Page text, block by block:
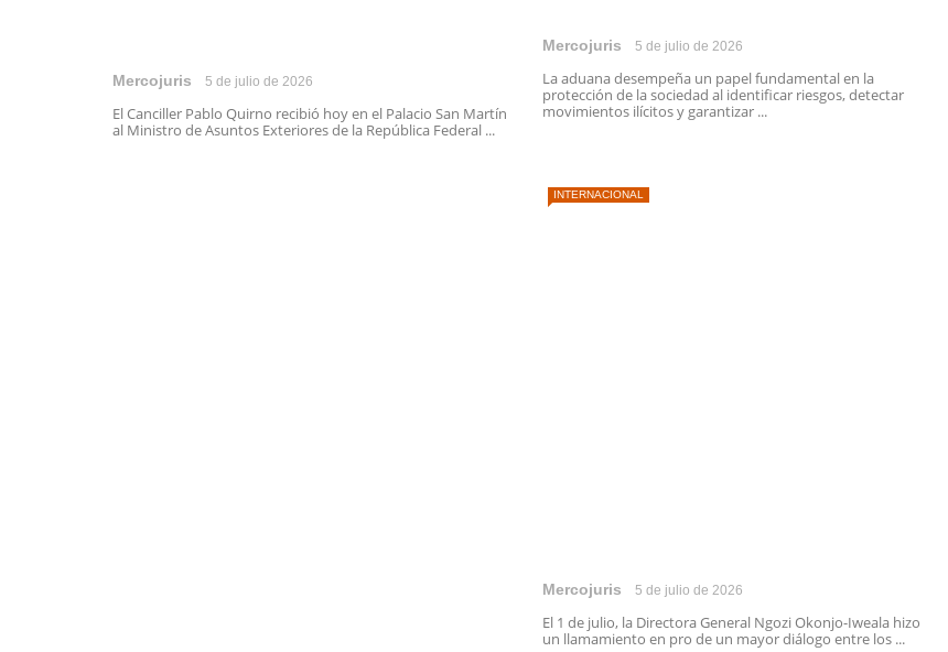
Mercojuris 5 de julio de 2026
El Canciller Pablo Quirno recibió hoy en el Palacio San Martín
al Ministro de Asuntos Exteriores de la República Federal ...
Mercojuris 5 de julio de 2026
La aduana desempeña un papel fundamental en la
protección de la sociedad al identificar riesgos, detectar
movimientos ilícitos y garantizar ...
INTERNACIONAL
Mercojuris 5 de julio de 2026
El 1 de julio, la Directora General Ngozi Okonjo-Iweala hizo
un llamamiento en pro de un mayor diálogo entre los ...